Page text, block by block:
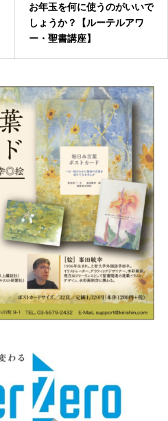
お年玉を何に使うのがいいで
しょうか？【ルーテルアワ
ー・聖書講座】